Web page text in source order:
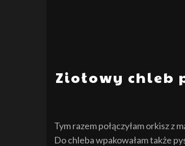
Ziołowy chleb
Tym razem połączyłam orkisz z
Do chleba wpakowałam także